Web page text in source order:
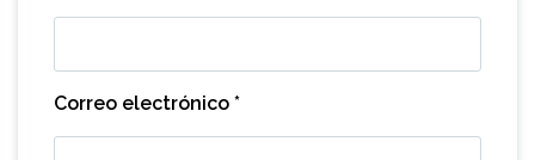
Correo electrónico *